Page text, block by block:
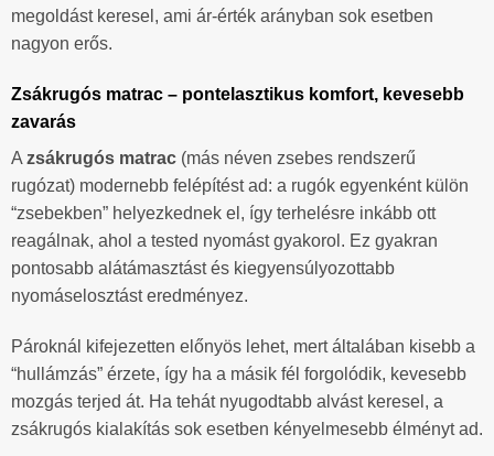
megoldást keresel, ami ár-érték arányban sok esetben
nagyon erős.
Zsákrugós matrac – pontelasztikus komfort, kevesebb
zavarás
A zsákrugós matrac (más néven zsebes rendszerű
rugózat) modernebb felépítést ad: a rugók egyenként külön
“zsebekben” helyezkednek el, így terhelésre inkább ott
reagálnak, ahol a tested nyomást gyakorol. Ez gyakran
pontosabb alátámasztást és kiegyensúlyozottabb
nyomáselosztást eredményez.
Pároknál kifejezetten előnyös lehet, mert általában kisebb a
“hullámzás” érzete, így ha a másik fél forgolódik, kevesebb
mozgás terjed át. Ha tehát nyugodtabb alvást keresel, a
zsákrugós kialakítás sok esetben kényelmesebb élményt ad.